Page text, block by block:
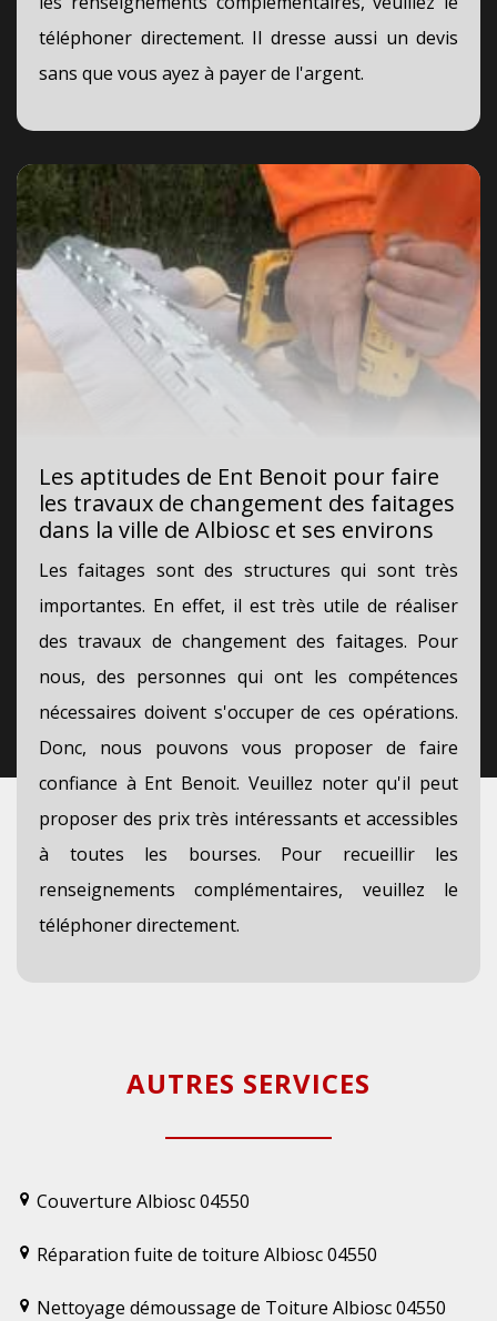
téléphoner directement. Il dresse aussi un devis
sans que vous ayez à payer de l'argent.
Les aptitudes de Ent Benoit pour faire
les travaux de changement des faitages
dans la ville de Albiosc et ses environs
Les faitages sont des structures qui sont très
importantes. En effet, il est très utile de réaliser
des travaux de changement des faitages. Pour
nous, des personnes qui ont les compétences
nécessaires doivent s'occuper de ces opérations.
Donc, nous pouvons vous proposer de faire
confiance à Ent Benoit. Veuillez noter qu'il peut
proposer des prix très intéressants et accessibles
à toutes les bourses. Pour recueillir les
renseignements complémentaires, veuillez le
téléphoner directement.
AUTRES SERVICES
Couverture Albiosc 04550
Réparation fuite de toiture Albiosc 04550
Nettoyage démoussage de Toiture Albiosc 04550